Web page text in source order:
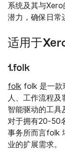
系统及其与
潜力，确保日常
适用于
1.folk
folk folk 是一款
人、工作流程
智能驱动的工具
对于拥有20-50
事务所而言folk
业的扩展需求。